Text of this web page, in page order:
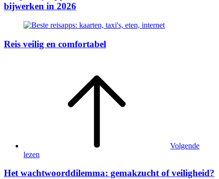
bijwerken in 2026
Reis veilig en comfortabel
Volgende
lezen
Het wachtwoorddilemma: gemakzucht of veiligheid?